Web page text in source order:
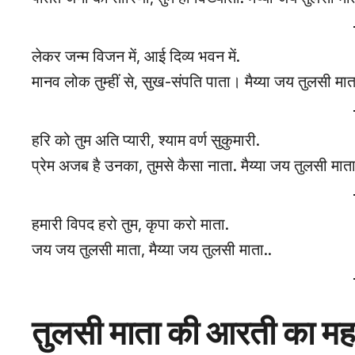
लेकर जन्म विजन में, आई दिव्य भवन में.
मानव लोक तुम्हीं से, सुख-संपति पाता। मैय्या जय तुलसी
हरि को तुम अति प्यारी, श्याम वर्ण सुकुमारी.
प्रेम अजब है उनका, तुमसे कैसा नाता. मैय्या जय तुलसी
हमारी विपद हरो तुम, कृपा करो माता.
जय जय तुलसी माता, मैय्या जय तुलसी माता..
तुलसी माता की आरती का